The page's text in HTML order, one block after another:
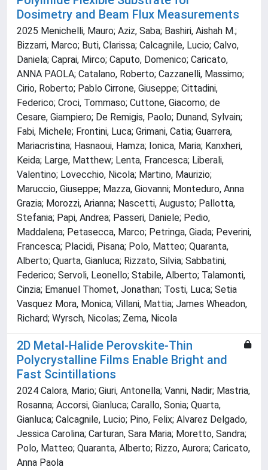
Dosimetry and Beam Flux Measurements
2025 Menichelli, Mauro; Aziz, Saba; Bashiri, Aishah M.;
Bizzarri, Marco; Buti, Clarissa; Calcagnile, Lucio; Calvo,
Daniela; Caprai, Mirco; Caputo, Domenico; Caricato,
ANNA PAOLA; Catalano, Roberto; Cazzanelli, Massimo;
Cirio, Roberto; Pablo Cirrone, Giuseppe; Cittadini,
Federico; Croci, Tommaso; Cuttone, Giacomo; de
Cesare, Giampiero; De Remigis, Paolo; Dunand, Sylvain;
Fabi, Michele; Frontini, Luca; Grimani, Catia; Guarrera,
Mariacristina; Hasnaoui, Hamza; Ionica, Maria; Kanxheri,
Keida; Large, Matthew; Lenta, Francesca; Liberali,
Valentino; Lovecchio, Nicola; Martino, Maurizio;
Maruccio, Giuseppe; Mazza, Giovanni; Monteduro, Anna
Grazia; Morozzi, Arianna; Nascetti, Augusto; Pallotta,
Stefania; Papi, Andrea; Passeri, Daniele; Pedio,
Maddalena; Petasecca, Marco; Petringa, Giada; Peverini,
Francesca; Placidi, Pisana; Polo, Matteo; Quaranta,
Alberto; Quarta, Gianluca; Rizzato, Silvia; Sabbatini,
Federico; Servoli, Leonello; Stabile, Alberto; Talamonti,
Cinzia; Emanuel Thomet, Jonathan; Tosti, Luca; Setia
Vasquez Mora, Monica; Villani, Mattia; James Wheadon,
Richard; Wyrsch, Nicolas; Zema, Nicola
2D Metal-Halide Perovskite-Thin
Polycrystalline Films Enable Bright and
Fast Scintillations
2024 Calora, Mario; Giuri, Antonella; Vanni, Nadir; Mastria,
Rosanna; Accorsi, Gianluca; Carallo, Sonia; Quarta,
Gianluca; Calcagnile, Lucio; Pino, Felix; Alvarez Delgado,
Jessica Carolina; Carturan, Sara Maria; Moretto, Sandra;
Polo, Matteo; Quaranta, Alberto; Rizzo, Aurora; Caricato,
Anna Paola